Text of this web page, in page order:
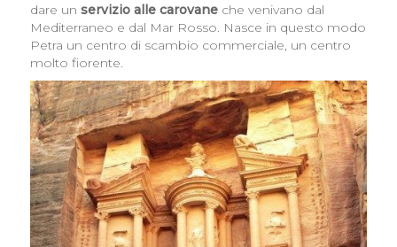
dare un servizio alle carovaneche venivano dal
Mediterraneo e dal Mar Rosso. Nasce in questo modo
Petra un centro di scambio commerciale, un centro
molto fiorente.